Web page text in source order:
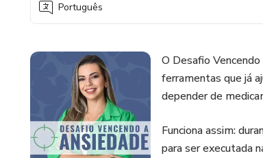
Português
O Desafio
ferramentas que já
depender de
Funciona assim:
para ser executada